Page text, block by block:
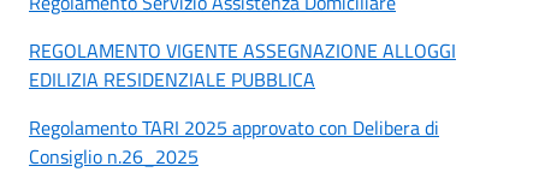
REGOLAMENTO VIGENTE ASSEGNAZIONE ALLOGGI
EDILIZIA RESIDENZIALE PUBBLICA
Regolamento TARI 2025 approvato con Delibera di
Consiglio n.26_2025